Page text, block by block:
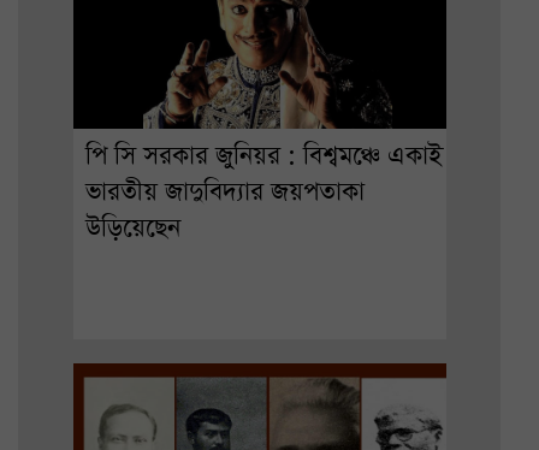
পি সি সরকার জুনিয়র : বিশ্বমঞ্চে একাই
ভারতীয় জাদুবিদ্যার জয়পতাকা
উড়িয়েছেন